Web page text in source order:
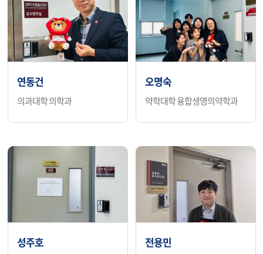
연동건
의과대학 의학과
오명숙
약학대학 융합생명의약학과
성주호 전용민